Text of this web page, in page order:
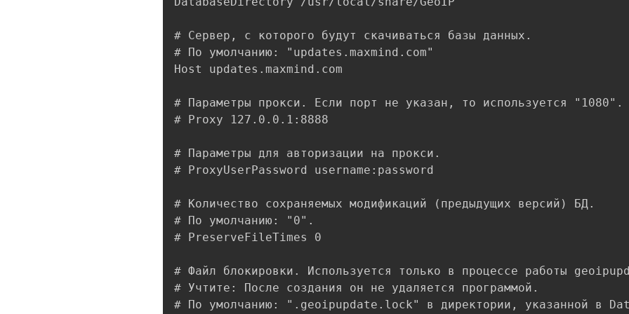
# Сервер, с которого будут скачиваться базы данных.
# По умолчанию: "updates.maxmind.com"
Host updates.maxmind.com
# Параметры прокси. Если порт не указан, то используется "1080".
# Proxy 127.0.0.1:8888
# Параметры для авторизации на прокси.
# ProxyUserPassword username:password
# Количество сохраняемых модификаций (предыдущих версий) БД.
# По умолчанию: "0".
# PreserveFileTimes 0
# Файл блокировки. Используется только в процессе работы
# Учтите: После создания он не удаляется программой.
# По умолчанию: ".geoipupdate.lock" в директории, указанной в